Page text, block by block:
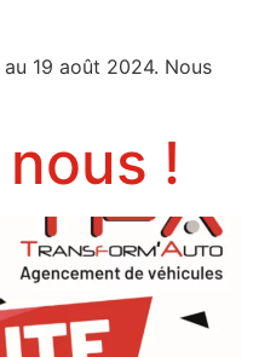
19 août 2024. Nous
!